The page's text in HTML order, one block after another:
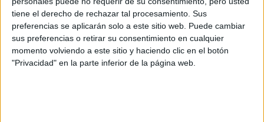
tiene el derecho de rechazar tal procesamiento. Sus
preferencias se aplicarán solo a este sitio web. Puede cambiar
sus preferencias o retirar su consentimiento en cualquier
momento volviendo a este sitio y haciendo clic en el botón
"Privacidad" en la parte inferior de la página web.
preinscribirme en la carrera que quiero ¿cierto? y ya después
me diran si me han admitido o no, y saldrán las notas de
corte ¿verdad? ¿o salen las notas de corte antes de la
preinscripción?, por lógica supongo que las notas de corte
salen DESPUéS de la preinscripción...
Otra pregunta es si se sabe ya cuando comienza el plazo